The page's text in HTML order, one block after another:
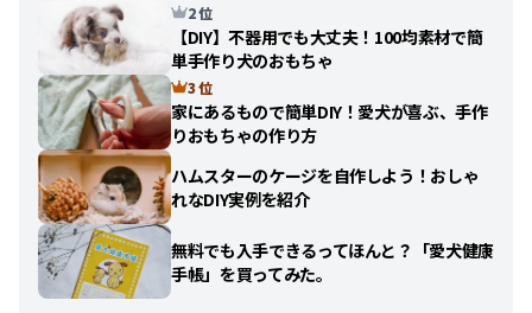
2 位
【DIY】不器用でも大丈夫！100均素材で簡
単手作り犬のおもちゃ
3 位
家にあるもので簡単DIY！愛犬が喜ぶ、手作
りおもちゃの作り方
ハムスターのケージを自作しよう！おしゃ
れなDIY実例を紹介
無料でも入手できるってほんと？「愛犬健康
手帳」を買ってみた。